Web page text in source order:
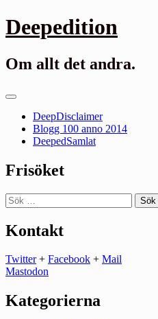
Gå
till
Deepedition
Om allt det andra.
Primär
DeepDisclaimer
Blogg 100 anno 2014
DeepedSamlat
Frisöket
Sök
efter:
Kontakt
Twitter+ Facebook + Mail
Mastodon
Kategorierna